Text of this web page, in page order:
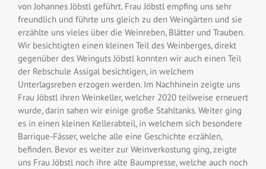
von JohannesJöbstl geführt. FrauJöbstl empfing uns sehr
freundlich und führte uns gleich zu den Weingärten und sie
erzählte uns vieles über die Weinreben, Blätter und Trauben.
Wir besichtigten einen kleinen Teil des Weinberges, direkt
gegenüber des WeingutsJöbstl konnten wir auch einen Teil
der Rebschule Assigal besichtigen, in welchem
Unterlagsreben erzogen werden. Im Nachhinein zeigte uns
FrauJöbstl ihren Weinkeller, welcher 2020 teilweise erneuert
wurde, darin sahen wir einige große Stahltanks. Weiter ging
es in einen kleinen Kellerabteil, in welchem sich besondere
Barrique-Fässer, welche alle eine Geschichte erzählen,
befinden. Bevor es weiter zur Weinverkostung ging, zeigte
uns FrauJöbstl noch ihre alte Baumpresse, welche auch noch